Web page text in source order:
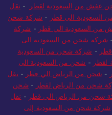
عفش من السعودية لقطر - نقل
السعودية الى قطر - شركة شحن
من السعودية الي قطر - شركة
- شركة شحن من السعودية الى
- شركة شحن من السعودية
لقطر - شحن من السعودية الى
- شحن من الرياض الي قطر - نقل
شحن من الرياض لقطر - شحن
شحن من الرياض الي قطر - نقل
شركة شحن من السعودية إلى